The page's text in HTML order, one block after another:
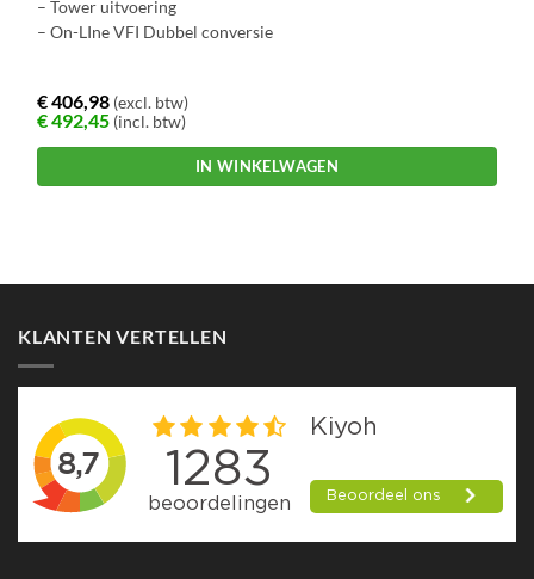
– Tower uitvoering
– On-LIne VFI Dubbel conversie
€406,98 (excl. btw)
€492,45 (incl. btw)
IN WINKELWAGEN
meerdere
Deze
optie
kan
gekozen
worden
op
de
productpagina
KLANTEN VERTELLEN